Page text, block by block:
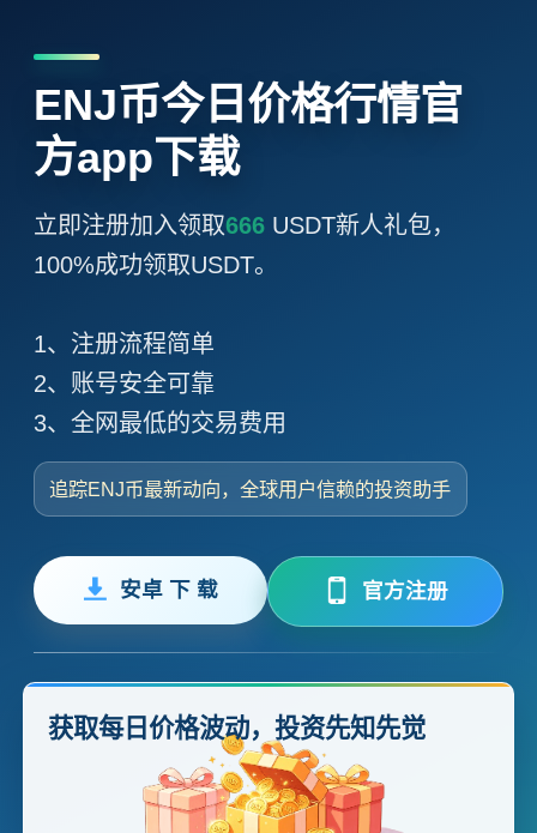
ENJ币今日价格行情官
方app下载
立即注册加入领取666USDT新人礼包，
100%成功领取USDT。
1、注册流程简单
2、账号安全可靠
3、全网最低的交易费用
追踪ENJ币最新动向，全球用户信赖的投资助手
安卓 下 载 官方注册
获取每日价格波动，投资先知先觉